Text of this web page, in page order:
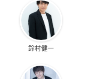
鈴村健一